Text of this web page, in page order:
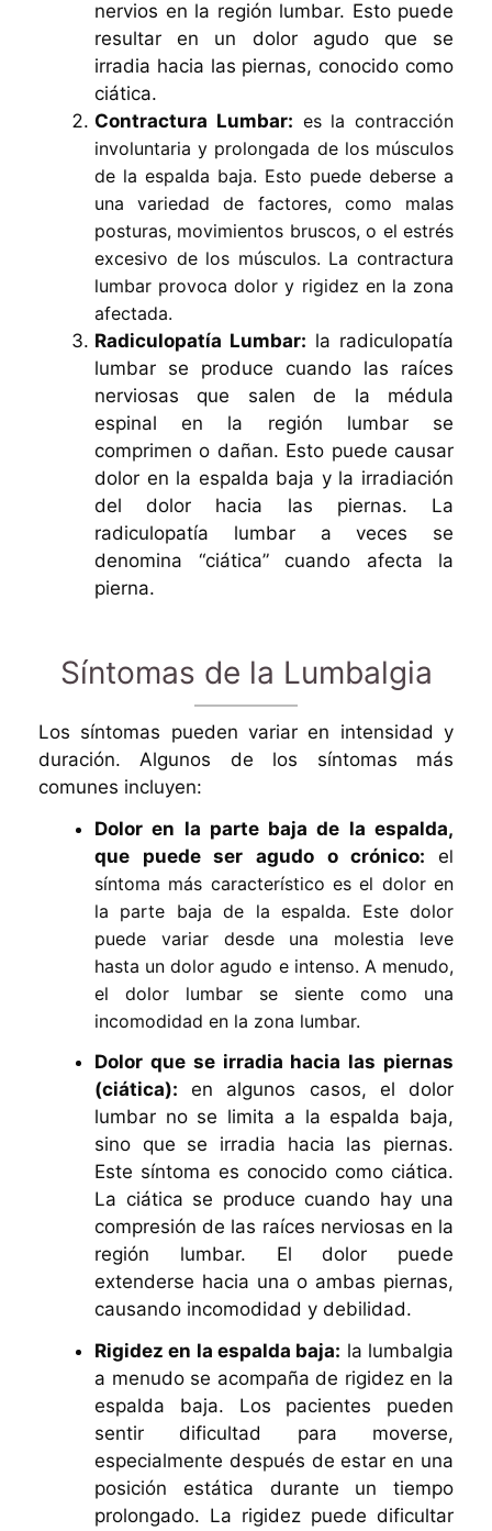
nervios en la región lumbar. Esto puede
resultar en un dolor agudo que se
irradia hacia las piernas, conocido como
ciática.
Contractura Lumbar: es la contracción
involuntaria y prolongada de los músculos
de la espalda baja. Esto puede deberse a
una variedad de factores, como malas
posturas, movimientos bruscos, o el estrés
excesivo de los músculos. La contractura
lumbar provoca dolor y rigidez en la zona
afectada.
Radiculopatía Lumbar: la radiculopatía
lumbar se produce cuando las raíces
nerviosas que salen de la médula
espinal en la región lumbar se
comprimen o dañan. Esto puede causar
dolor en la espalda baja y la irradiación
del dolor hacia las piernas. La
radiculopatía lumbar a veces se
denomina “ciática” cuando afecta la
pierna.
Síntomas de la Lumbalgia
Los síntomas pueden variar en intensidad y
duración. Algunos de los síntomas más
comunes incluyen:
Dolor en la parte baja de la espalda,
que puede ser agudo o crónico: el
síntoma más característico es el dolor en
la parte baja de la espalda. Este dolor
puede variar desde una molestia leve
hasta un dolor agudo e intenso. A menudo,
el dolor lumbar se siente como una
incomodidad en la zona lumbar.
Dolor que se irradia hacia las piernas
(ciática): en algunos casos, el dolor
lumbar no se limita a la espalda baja,
sino que se irradia hacia las piernas.
Este síntoma es conocido como ciática.
La ciática se produce cuando hay una
compresión de las raíces nerviosas en la
región lumbar. El dolor puede
extenderse hacia una o ambas piernas,
causando incomodidad y debilidad.
Rigidez en la espalda baja: la lumbalgia
a menudo se acompaña de rigidez en la
espalda baja. Los pacientes pueden
sentir dificultad para moverse,
especialmente después de estar en una
posición estática durante un tiempo
prolongado. La rigidez puede dificultar